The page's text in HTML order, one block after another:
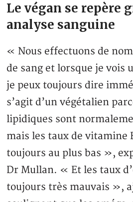
Le végan se repère
analyse sanguine
« Nous effectuons de
de sang et lorsque je vois
je peux toujours dire
s’agit d’un végétalien
lipidiques sont
mais les taux de vitamine
toujours au plus bas »,
Dr Mullan. « Et les taux
toujours très mauvais »,